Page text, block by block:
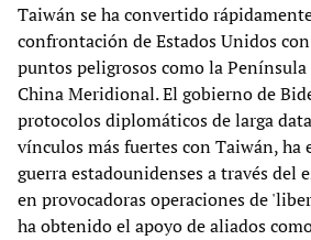
Taiwán se ha convertido
confrontación de Estados Unidos
puntos peligrosos como la Península
China Meridional. El gobierno de
protocolos diplomáticos de larga
vínculos más fuertes con Taiwán, ha
guerra estadounidenses a través del
en provocadoras operaciones de
ha obtenido el apoyo de aliados